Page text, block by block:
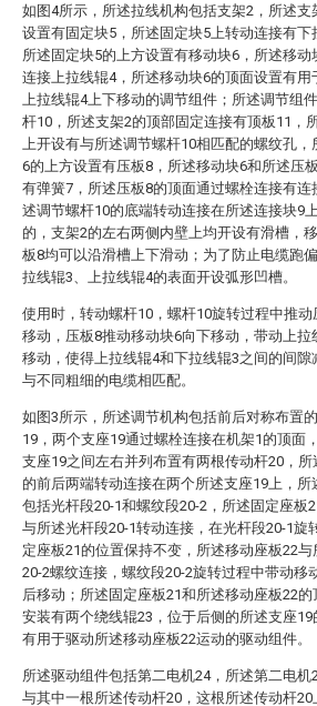
如图4所示，所述拉线机构包括支架2，所述支
设置有固定块5，所述固定块5上转动连接有下
所述固定块5的上方设置有移动块6，所述移动
连接上拉线辊4，所述移动块6的顶面设置有用
上拉线辊4上下移动的调节组件；所述调节组
杆10，所述支架2的顶部固定连接有顶板11，
上开设有与所述调节螺杆10相匹配的螺纹孔，
6的上方设置有压板8，所述移动块6和所述压
有弹簧7，所述压板8的顶面通过螺栓连接有连
述调节螺杆10的底端转动连接在所述连接块9
的，支架2的左右两侧内壁上均开设有滑槽，
板8均可以沿滑槽上下滑动；为了防止电缆跑
拉线辊3、上拉线辊4的表面开设弧形凹槽。
使用时，转动螺杆10，螺杆10旋转过程中推动
移动，压板8推动移动块6向下移动，带动上拉
移动，使得上拉线辊4和下拉线辊3之间的间隙
与不同粗细的电缆相匹配。
如图3所示，所述调节机构包括前后对称布置
19，两个支座19通过螺栓连接在机架1的顶面
支座19之间左右并列布置有两根传动杆20，所
的前后两端转动连接在两个所述支座19上，所
包括光杆段20-1和螺纹段20-2，所述固定座板
与所述光杆段20-1转动连接，在光杆段20-1旋
定座板21的位置保持不变，所述移动座板22与
20-2螺纹连接，螺纹段20-2旋转过程中带动移
后移动；所述固定座板21和所述移动座板22的
安装有两个绕线辊23，位于后侧的所述支座19
有用于驱动所述移动座板22运动的驱动组件。
所述驱动组件包括第二电机24，所述第二电机
与其中一根所述传动杆20，这根所述传动杆20